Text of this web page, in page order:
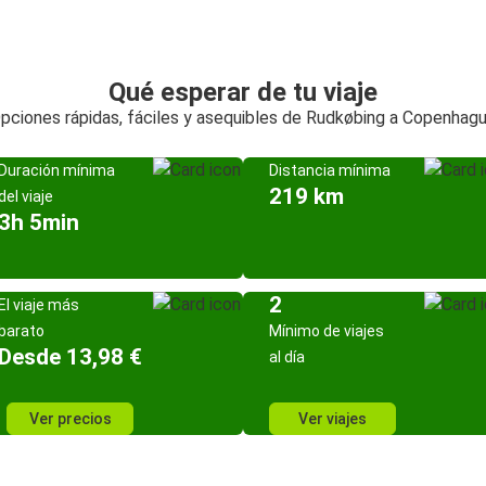
Qué esperar de tu viaje
rápidas, fáciles y asequibles de Rudkøbing a
mínima
viaje
5min
Distancia mínima
219 km
viaje más
13,98 €
Ver precios
2
Mínimo de viajes
al día
Ver viajes